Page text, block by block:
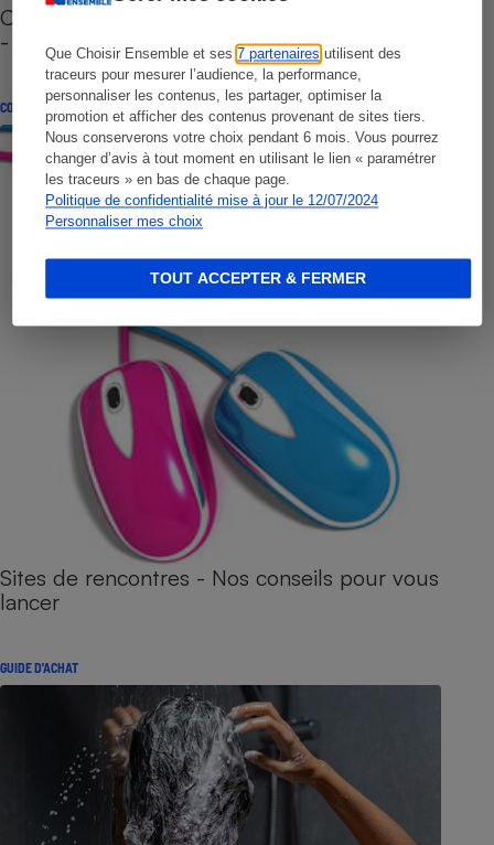
Que Choisir Ensemble et ses7 partenaires utilisent des
traceurs pour mesurer l’audience, la performance,
personnaliser les contenus, les partager, optimiser la
promotion et afficher des contenus provenant de sites tiers.
Nous conserverons votre choix pendant 6 mois. Vous pourrez
changer d’avis à tout moment en utilisant le lien « paramétrer
les traceurs » en bas de chaque page.
Politique de confidentialité mise à jour le 12/07/2024
Personnaliser mes choix
TOUT ACCEPTER & FERMER
Cafetière à capsules zéro déchet CoffeeB (vidéo)
- Premières impressions
CONSEILS
Sites de rencontres - Nos conseils pour vous
lancer
GUIDE D'ACHAT